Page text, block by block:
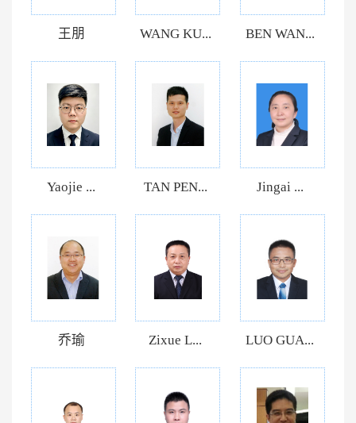
王朋 WANG KU... BEN WAN...
Yaojie ... TAN PEN... Jingai ...
乔瑜 Zixue L... LUO GUA...